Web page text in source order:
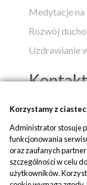
Medytacje na
Rozwój
Uzdrawianie
Kontakt
Popko -
ul. Piaskowa 1
42-700
tel:+48 509
Korzystamy z
Administrator stosuje
funkcjonowania
oraz zaufanych
szczególności w celu
użytkowników.